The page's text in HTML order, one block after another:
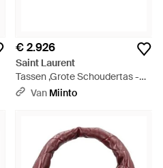
€ 2.926
Saint Laurent
Tassen ,Grote Schoudertas -
Naturel
Van Miinto